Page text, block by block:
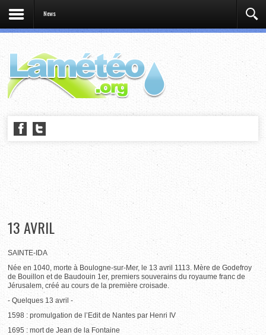
News
13 AVRIL
SAINTE-IDA
Née en 1040, morte à Boulogne-sur-Mer, le 13 avril 1113. Mère de Godefroy
de Bouillon et de Baudouin 1er, premiers souverains du royaume franc de
Jérusalem, créé au cours de la première croisade.
- Quelques 13 avril -
1598 : promulgation de l’Edit de Nantes par Henri IV
1695 : mort de Jean de la Fontaine